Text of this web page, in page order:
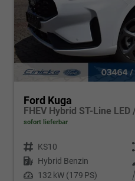
Ford Kuga
FHEV Hybrid ST-Line
sofort lieferbar
Fahrzeugnr. KS10
Kraftstoff Hybrid Benzin
Leistung 132 kW (179 PS)